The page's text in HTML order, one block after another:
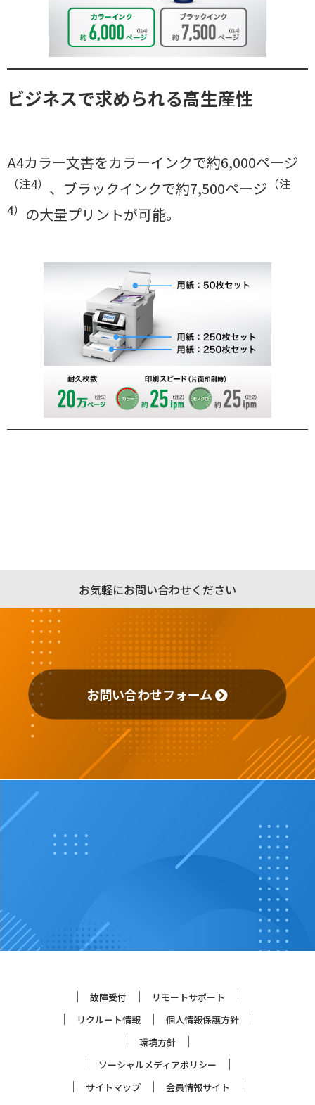
ビジネスで求められる高生産性
A4カラー文書をカラーインクで約6,000ページ
（注4） 、ブラックインクで約7,500ページ （注
4） の大量プリントが可能。
お気軽にお問い合わせください
お問い合わせフォーム
故障受付
リモートサポート
リクルート情報
個人情報保護方針
環境方針
ソーシャルメディアポリシー
サイトマップ
会員情報サイト